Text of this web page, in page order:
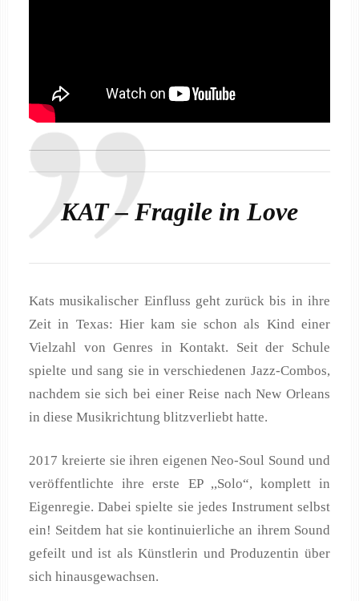
KAT – Fragile in Love
Kats musikalischer Einfluss geht zurück bis in ihre
Zeit in Texas: Hier kam sie schon als Kind einer
Vielzahl von Genres in Kontakt. Seit der Schule
spielte und sang sie in verschiedenen Jazz-Combos,
nachdem sie sich bei einer Reise nach New Orleans
in diese Musikrichtung blitzverliebt hatte.
2017 kreierte sie ihren eigenen Neo-Soul Sound und
veröffentlichte ihre erste EP ,,Solo“, komplett in
Eigenregie. Dabei spielte sie jedes Instrument selbst
ein! Seitdem hat sie kontinuierliche an ihrem Sound
gefeilt und ist als Künstlerin und Produzentin über
sich hinausgewachsen.